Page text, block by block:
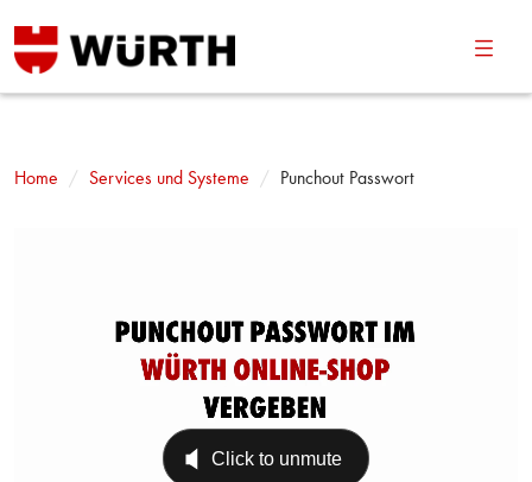
Home Services und Systeme Punchout Passwort